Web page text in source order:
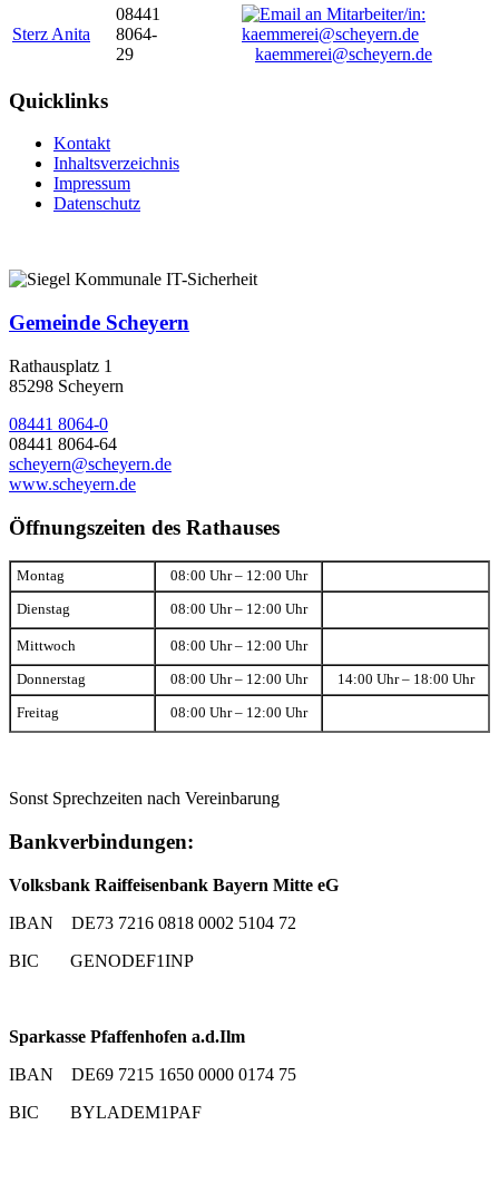
Sterz Anita
08441
8064-
29
kaemmerei@scheyern.de
Quicklinks
Kontakt
Inhaltsverzeichnis
Impressum
Datenschutz
Gemeinde Scheyern
Rathausplatz 1
85298 Scheyern
08441 8064-0
08441 8064-64
scheyern@scheyern.de
www.scheyern.de
Öffnungszeiten des Rathauses
Montag 08:00 Uhr – 12:00 Uhr
Dienstag 08:00 Uhr – 12:00 Uhr
Mittwoch 08:00 Uhr – 12:00 Uhr
Donnerstag 08:00 Uhr – 12:00 Uhr 14:00 Uhr – 18:00 Uhr
Freitag 08:00 Uhr – 12:00 Uhr
Sonst Sprechzeiten nach Vereinbarung
Bankverbindungen:
Volksbank Raiffeisenbank Bayern Mitte eG
IBAN DE73 7216 0818 0002 5104 72
BIC GENODEF1INP
Sparkasse Pfaffenhofen a.d.Ilm
IBAN DE69 7215 1650 0000 0174 75
BIC BYLADEM1PAF